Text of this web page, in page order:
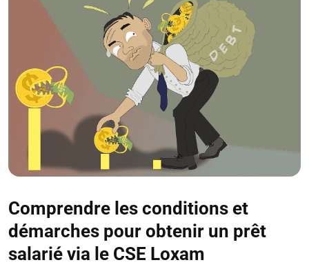
Comprendre les conditions et
démarches pour obtenir un prêt
salarié via le CSE Loxam